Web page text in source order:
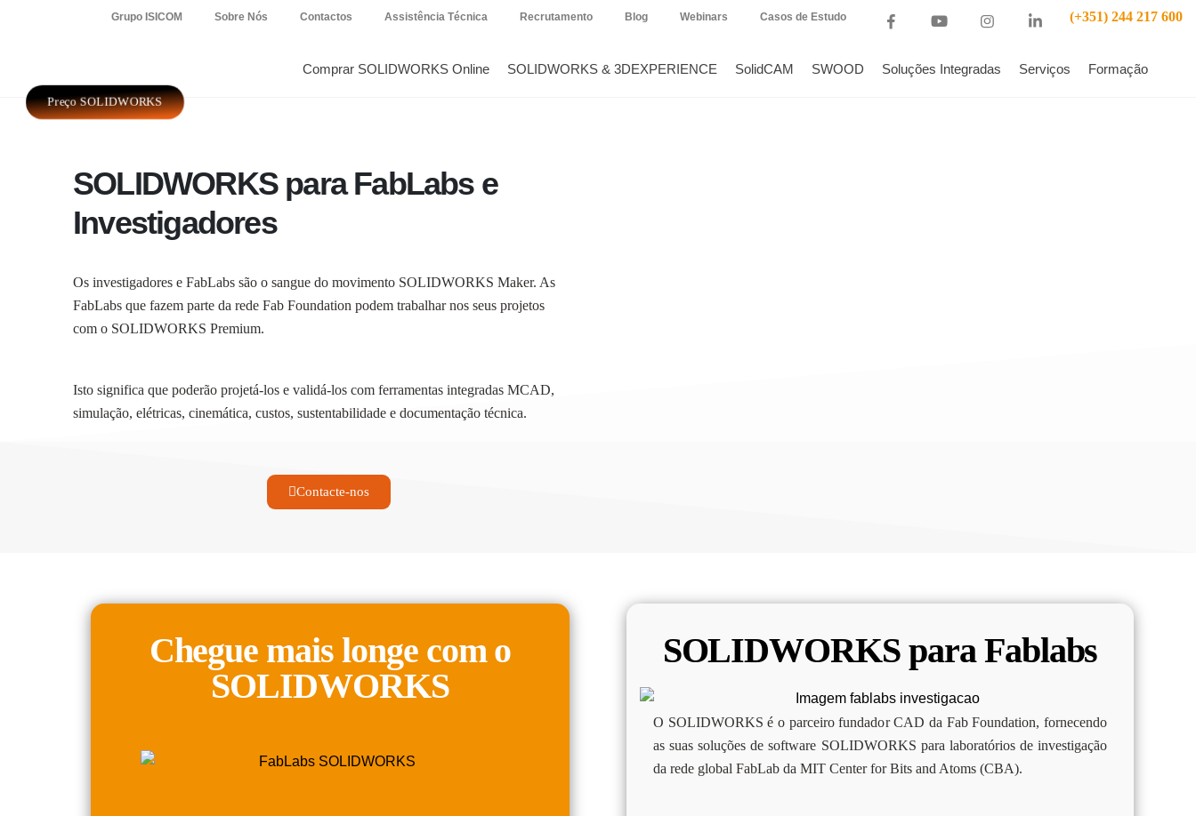
Grupo ISICOM Sobre Nós Contactos Assistência Técnica Recrutamento Blog Webinars Casos de Estudo (+351) 244 217 600
Comprar SOLIDWORKS Online SOLIDWORKS & 3DEXPERIENCE SolidCAM SWOOD Soluções Integradas Serviços Formação
Preço SOLIDWORKS
SOLIDWORKS para FabLabs e
Investigadores
Os investigadores e FabLabs são o sangue do movimento SOLIDWORKS Maker. As
FabLabs que fazem parte da rede Fab Foundation podem trabalhar nos seus projetos
com o SOLIDWORKS Premium.
Isto significa que poderão projetá-los e validá-los com ferramentas integradas MCAD,
simulação, elétricas, cinemática, custos, sustentabilidade e documentação técnica.
Contacte-nos
Chegue mais longe com o
SOLIDWORKS
SOLIDWORKS para Fablabs
O SOLIDWORKS é o parceiro fundador CAD da Fab Foundation, fornecendo
as suas soluções de software SOLIDWORKS para laboratórios de investigação
da rede global FabLab da MIT Center for Bits and Atoms (CBA).